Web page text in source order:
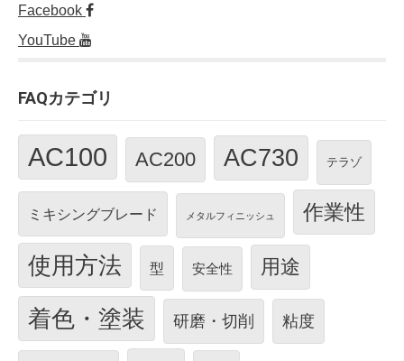
Facebook
YouTube
FAQカテゴリ
AC100 AC200 AC730 テラゾ
ミキシングブレード メタルフィニッシュ 作業性
使用方法 型 安全性 用途
着色・塗装 研磨・切削 粘度